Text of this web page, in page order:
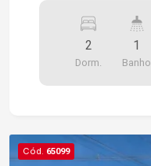
2
Dorm.
1
Banho
Cód. 65099